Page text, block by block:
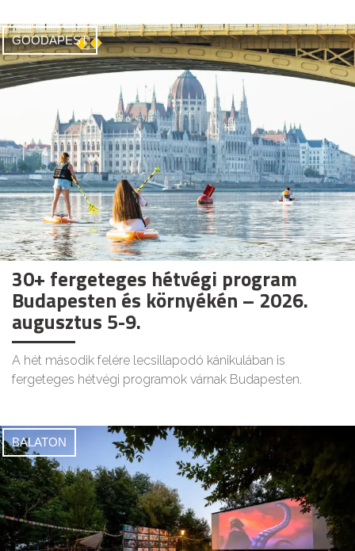
GOODAPEST
30+ fergeteges hétvégi program
Budapesten és környékén – 2026.
augusztus 5-9.
A hét második felére lecsillapodó kánikulában is
fergeteges hétvégi programok várnak Budapesten.
BALATON